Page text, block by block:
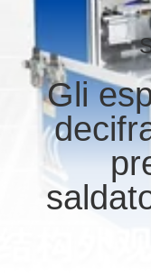
DI
QUALITÀ
NOTIZIE
Gli